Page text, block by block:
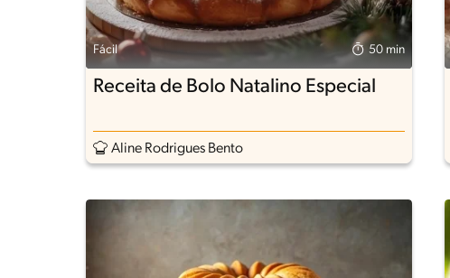
Fácil 50 min
Receita de Bolo Natalino Especial
Aline Rodrigues Bento